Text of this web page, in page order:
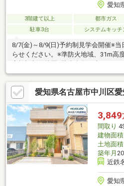
愛知
3階建て以上 都市ガス
駐車3台
システムキッチ
8/7(金)～8/9(日)予約制見学会開催※当
らせください。※準防火地域、31m高
41.28㎡ 2階39.74㎡ 3階37.26㎡※情報
況優先とします。※司法書士は売主の
域に関しては自治体や教育委員会等
愛知県名古屋市中川区
3,849
間取り
建物面積
土地面積
築年月
近鉄
愛知